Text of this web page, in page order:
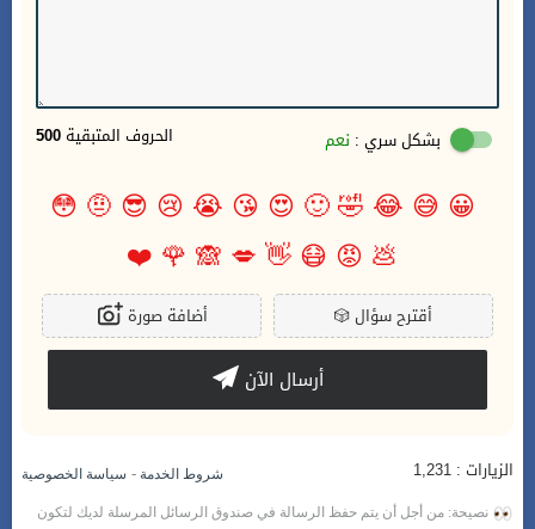
500 الحروف المتبقية بشكل سري : نعم
😀
😅
😂
🤣
🙂
😍
😘
😭
😢
😎
🤨
😳
💩
😡
😷
👋
💋
🙈
🌹
❤️
🎲أقترح سؤال أضافة صورة
أرسال الآن
الزيارات : 1,231 شروط الخدمة - سياسة الخصوصية
نصيحة: من أجل أن يتم حفظ الرسالة في صندوق الرسائل المرسلة لديك لتكون